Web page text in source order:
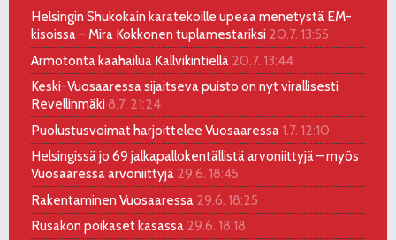
Helsingin Shukokain karatekoille upeaa menetystä EM-
kisoissa – Mira Kokkonen tuplamestariksi 20.7. 13:55
Armotonta kaahailua Kallvikintiellä 20.7. 13:44
Keski-Vuosaaressa sijaitseva puisto on nyt virallisesti
Revellinmäki 8.7. 21:24
Puolustusvoimat harjoittelee Vuosaaressa 1.7. 12:10
Helsingissä jo 69 jalkapallokentällistä arvoniittyjä – myös
Vuosaaressa arvoniittyjä 29.6. 18:45
Rakentaminen Vuosaaressa 29.6. 18:25
Rusakon poikaset kasassa 29.6. 18:18